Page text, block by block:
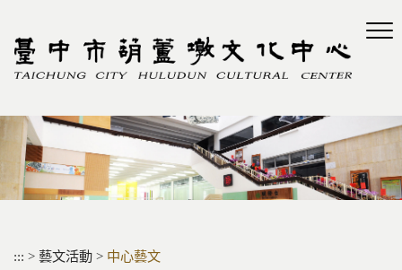
區
::: > 藝文活動 > 中心藝文